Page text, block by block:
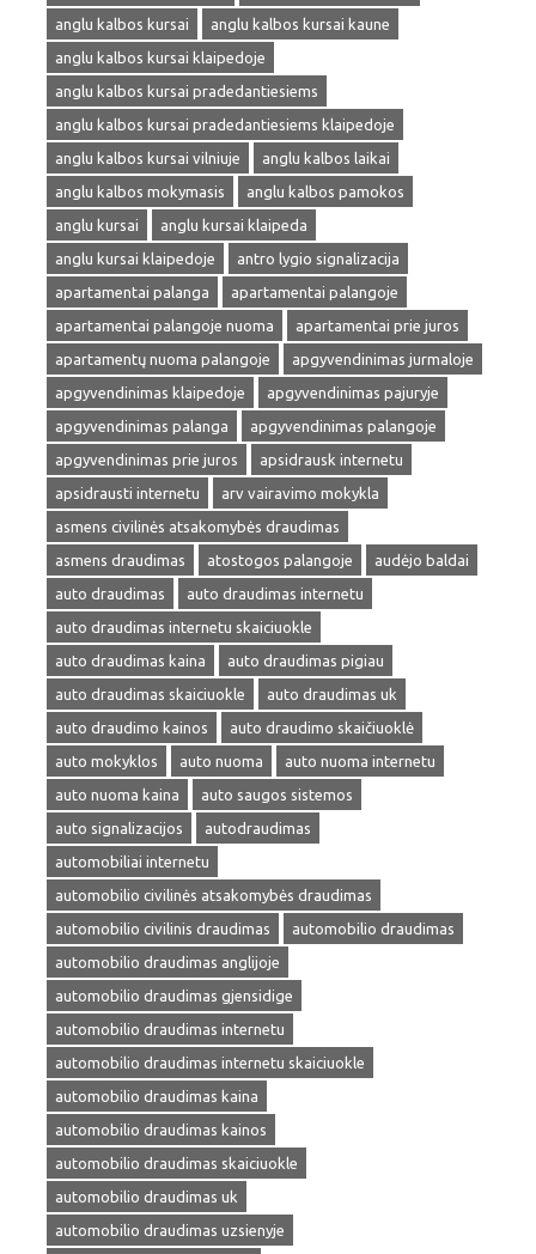
anglu kalbos kursai
anglu kalbos kursai kaune
anglu kalbos kursai klaipedoje
anglu kalbos kursai pradedantiesiems
anglu kalbos kursai pradedantiesiems klaipedoje
anglu kalbos kursai vilniuje
anglu kalbos laikai
anglu kalbos mokymasis
anglu kalbos pamokos
anglu kursai
anglu kursai klaipeda
anglu kursai klaipedoje
antro lygio signalizacija
apartamentai palanga
apartamentai palangoje
apartamentai palangoje nuoma
apartamentai prie juros
apartamentų nuoma palangoje
apgyvendinimas jurmaloje
apgyvendinimas klaipedoje
apgyvendinimas pajuryje
apgyvendinimas palanga
apgyvendinimas palangoje
apgyvendinimas prie juros
apsidrausk internetu
apsidrausti internetu
arv vairavimo mokykla
asmens civilinės atsakomybės draudimas
asmens draudimas
atostogos palangoje
audėjo baldai
auto draudimas
auto draudimas internetu
auto draudimas internetu skaiciuokle
auto draudimas kaina
auto draudimas pigiau
auto draudimas skaiciuokle
auto draudimas uk
auto draudimo kainos
auto draudimo skaičiuoklė
auto mokyklos
auto nuoma
auto nuoma internetu
auto nuoma kaina
auto saugos sistemos
auto signalizacijos
autodraudimas
automobiliai internetu
automobilio civilinės atsakomybės draudimas
automobilio civilinis draudimas
automobilio draudimas
automobilio draudimas anglijoje
automobilio draudimas gjensidige
automobilio draudimas internetu
automobilio draudimas internetu skaiciuokle
automobilio draudimas kaina
automobilio draudimas kainos
automobilio draudimas skaiciuokle
automobilio draudimas uk
automobilio draudimas uzsienyje